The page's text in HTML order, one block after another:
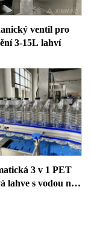
ventil pro
3-15L lahví
3 v 1 PET
lahve s vodou na